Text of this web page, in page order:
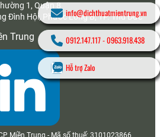
1, Quận 8
Đình Hội, Phước Long B, TP. Thủ Đức
Trung
info@dichthuatmientrung.vn
0912.147.117-0963.918.438
Hỗ trợ Zalo